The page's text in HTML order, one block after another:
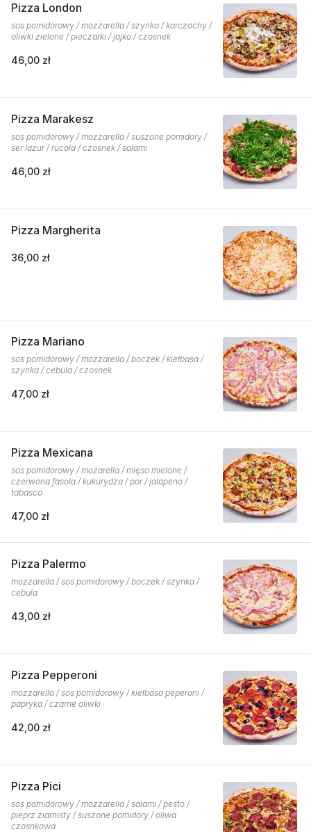
Pizza London
sos pomidorowy / mozzarella / szynka / karczochy /
oliwki zielone / pieczarki / jajko / czosnek
46,00 zł
Pizza Marakesz
sos pomidorowy / mozzarella / suszone pomidory /
ser lazur / rucola / czosnek / salami
46,00 zł
Pizza Margherita
36,00 zł
Pizza Mariano
sos pomidorowy / mozzarella / boczek / kiełbasa /
szynka / cebula / czosnek
47,00 zł
Pizza Mexicana
sos pomidorowy / mozarella / mięso mielone /
czerwona fasola / kukurydza / por / jalapeno /
tabasco
47,00 zł
Pizza Palermo
mozzarella / sos pomidorowy / boczek / szynka /
cebula
43,00 zł
Pizza Pepperoni
mozzarella / sos pomidorowy / kiełbasa peperoni /
papryka / czarne oliwki
42,00 zł
Pizza Pici
sos pomidorowy / mozzarella / salami / pesto /
pieprz ziarnisty / suszone pomidory / oliwa
czosnkowa